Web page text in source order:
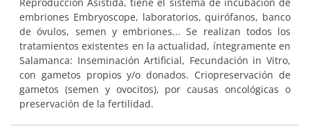
embriones Embryoscope, laboratorios, quirófanos, banco
de óvulos, semen y embriones... Se realizan todos los
tratamientos existentes en la actualidad, íntegramente en
Salamanca: Inseminación Artificial, Fecundación in Vitro,
con gametos propios y/o donados. Criopreservación de
gametos (semen y ovocitos), por causas oncológicas o
preservación de la fertilidad.